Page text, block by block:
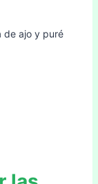
de ajo y puré